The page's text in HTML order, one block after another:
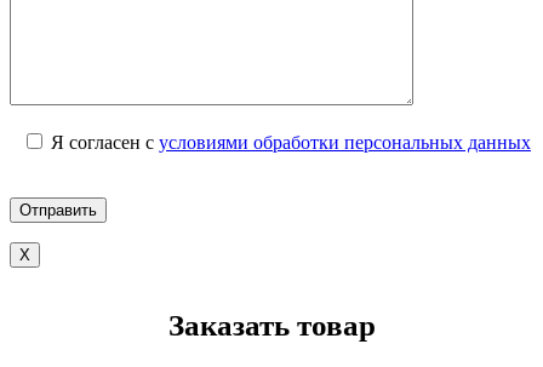
Я согласен с условиями обработки персональных данных
X
Заказать товар